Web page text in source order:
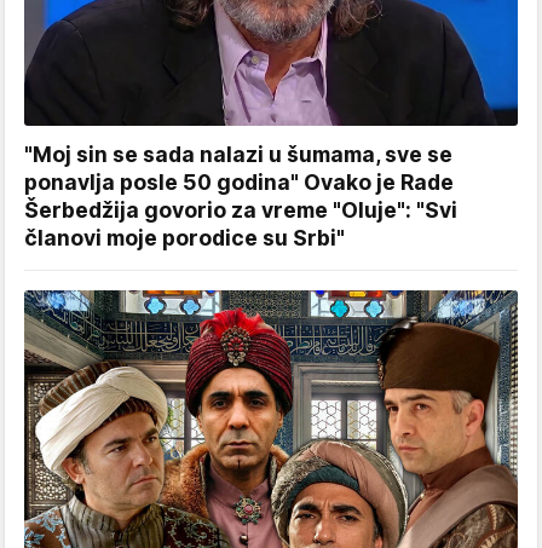
"Moj sin se sada nalazi u šumama, sve se
ponavlja posle 50 godina" Ovako je Rade
Šerbedžija govorio za vreme "Oluje": "Svi
članovi moje porodice su Srbi"